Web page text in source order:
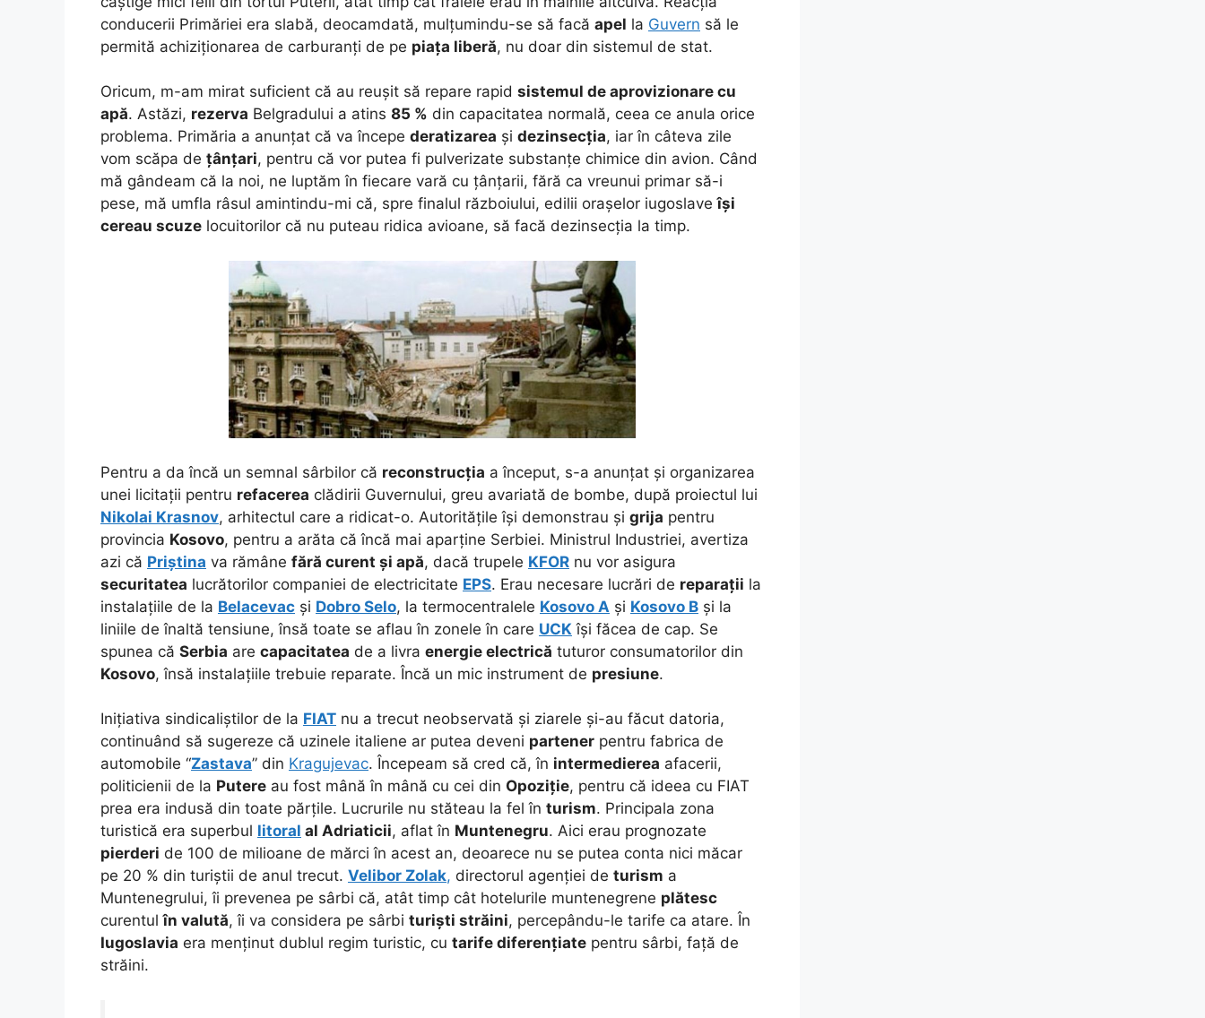
conducerii Primăriei era slabă, deocamdată, mulțumindu-se să facă apel la Guvern să le
permită achiziționarea de carburanți de pe piața liberă, nu doar din sistemul de stat.
Oricum, m-am mirat suficient că au reușit să repare rapid sistemul de aprovizionare cu
apă. Astăzi, rezerva Belgradului a atins 85 % din capacitatea normală, ceea ce anula orice
problema. Primăria a anunțat că va începe deratizarea și dezinsecția, iar în câteva zile
vom scăpa de țânțari, pentru că vor putea fi pulverizate substanțe chimice din avion. Când
mă gândeam că la noi, ne luptăm în fiecare vară cu țânțarii, fără ca vreunui primar să-i
pese, mă umfla râsul amintindu-mi că, spre finalul războiului, edilii orașelor iugoslaveîși
cereau scuze locuitorilor că nu puteau ridica avioane, să facă dezinsecția la timp.
Pentru a da încă un semnal sârbilor că reconstrucția a început, s-a anunțat și organizarea
unei licitații pentru refacerea clădirii Guvernului, greu avariată de bombe, după proiectul lui
Nikolai Krasnov, arhitectul care a ridicat-o. Autoritățile își demonstrau și grija pentru
provincia Kosovo, pentru a arăta că încă mai aparține Serbiei. Ministrul Industriei, avertiza
azi că Priștina va rămâne fără curent și apă, dacă trupele KFOR nu vor asigura
securitatea lucrătorilor companiei de electricitate EPS. Erau necesare lucrări de reparații la
instalațiile de la Belacevac și Dobro Selo, la termocentralele Kosovo A și Kosovo B și la
liniile de înaltă tensiune, însă toate se aflau în zonele în care UCK își făcea de cap. Se
spunea că Serbia are capacitatea de a livra energie electrică tuturor consumatorilor din
Kosovo, însă instalațiile trebuie reparate. Încă un mic instrument de presiune.
Inițiativa sindicaliștilor de la FIAT nu a trecut neobservată și ziarele și-au făcut datoria,
continuând să sugereze că uzinele italiene ar putea deveni partener pentru fabrica de
automobile “Zastava” din Kragujevac. Începeam să cred că, în intermedierea afacerii,
politicienii de la Putere au fost mână în mână cu cei din Opoziție, pentru că ideea cu FIAT
prea era indusă din toate părțile. Lucrurile nu stăteau la fel în turism. Principala zona
turistică era superbul litoral al Adriaticii, aflat în Muntenegru. Aici erau prognozate
pierderi de 100 de milioane de mărci în acest an, deoarece nu se putea conta nici măcar
pe 20 % din turiștii de anul trecut. Velibor Zolak, directorul agenției de turism a
Muntenegrului, îi prevenea pe sârbi că, atât timp cât hotelurile muntenegrene plătesc
curentulîn valută, îi va considera pe sârbi turiști străini, percepându-le tarife ca atare. În
Iugoslavia era menținut dublul regim turistic, cu tarife diferențiate pentru sârbi, față de
străini.